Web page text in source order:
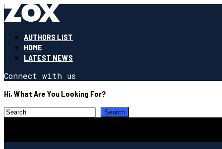
AUTHORS LIST
HOME
LATEST NEWS
Connect with us
Hi, What Are You Looking For?